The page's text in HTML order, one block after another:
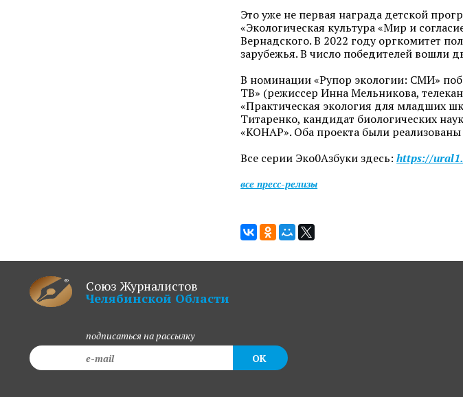
Это уже не первая награда детской
«Экологическая культура «Мир и
Вернадского. В 2022 году оргкомитет
зарубежья. В число победителей вошли
В номинации «Рупор экологии: СМИ»
ТВ» (режиссер Инна Мельникова,
«Практическая экология для младших
Титаренко, кандидат биологических
«КОНАР». Оба проекта были
Все серии Эко0Азбуки здесь:https://
все пресс-релизы
Союз Журналистов
Челябинской Области
подписаться на рассылку